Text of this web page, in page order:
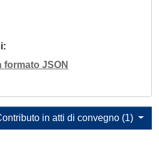
JSON
in atti di convegno (1)